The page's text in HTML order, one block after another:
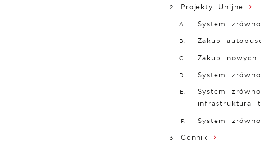
Projekty Unijne
System
Zakup
Zakup
System
System
infrastruktura
System
Cennik